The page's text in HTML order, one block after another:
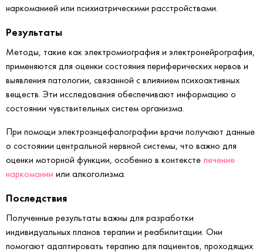
наркоманией или психиатрическими расстройствами.
Результаты
Методы, такие как электромиография и электронейрография,
применяются для оценки состояния периферических нервов и
выявления патологии, связанной с влиянием психоактивных
веществ. Эти исследования обеспечивают информацию о
состоянии чувствительных систем организма.
При помощи электроэнцефалографии врачи получают данные
о состоянии центральной нервной системы, что важно для
оценки моторной функции, особенно в контексте лечение
наркомании или алкоголизма.
Последствия
Полученные результаты важны для разработки
индивидуальных планов терапии и реабилитации. Они
помогают адаптировать терапию для пациентов, проходящих